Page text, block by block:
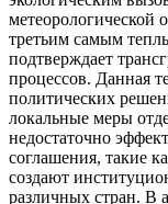
метеорологической
третьим самым
подтверждает
процессов. Данная
политических
локальные меры
недостаточно
соглашения, такие
создают
различных стран. В